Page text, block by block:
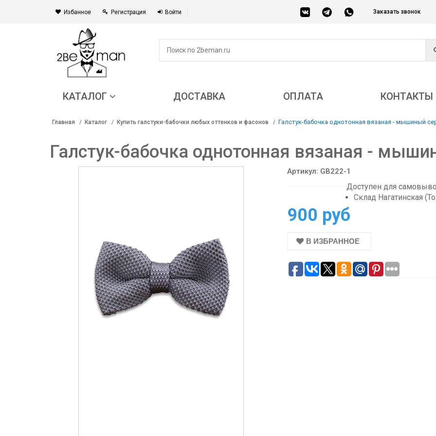
Избанное Регистрация Войти Заказать звонок
КАТАЛОГ ДОСТАВКА ОПЛАТА КОНТАКТЫ
Главная Каталог Купить галстуки-бабочки любых оттенков и фасонов Галстук-бабочка однотонная вязаная - мышиный
Галстук-бабочка однотонная вязаная -
Артикул: GB222-1
Доступен для
Склад Нагатинская
900 руб
В ИЗБРАННОЕ